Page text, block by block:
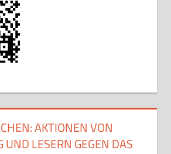
AKTIONEN VON
UND LESERN GEGEN DAS